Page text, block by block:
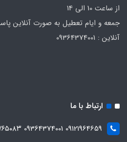
از ساعت 10 الی 14
جمعه و ایام تعطیل به صورت آنلاین
ارتباط با ما
09121964659 09364374001 ۰۲۱۶۶۷۶۵۰۸۳